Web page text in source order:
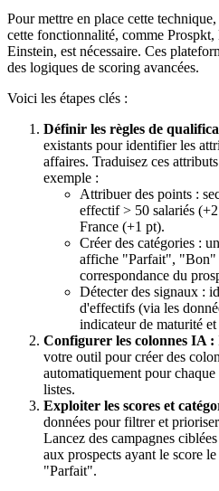
Pour mettre en place cette
cette fonctionnalité, comme
Einstein, est nécessaire. Ces
des logiques de scoring avancées.
Voici les étapes clés :
Définir les règles de
existants pour identifier les
affaires. Traduisez ces
exemple :
Attribuer des points :
effectif > 50 salariés
France (+1 pt).
Créer des catégories :
affiche "Parfait", "Bon"
correspondance du
Détecter des signaux :
d'effectifs (via les
indicateur de maturité
Configurer les colonnes IA :
votre outil pour créer des
automatiquement pour
listes.
Exploiter les scores et
données pour filtrer et
Lancez des campagnes
aux prospects ayant le score
"Parfait".